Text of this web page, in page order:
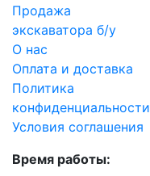
Продажа
экскаватора б/у
О нас
Оплата и доставка
Политика
конфиденциальности
Условия соглашения
Время работы: